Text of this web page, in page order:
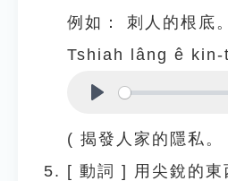
例如：
刺人的根底。
Tshiah lâng ê kin-
( 揭發人家的隱私。
[ 動詞 ] 用尖銳的東